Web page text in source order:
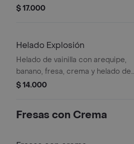
$ 17.000
Helado Explosión
Helado de vainilla con arequipe,
banano, fresa, crema y helado de
requipe, decorado con una cereza.
$ 14.000
Fresas con Crema